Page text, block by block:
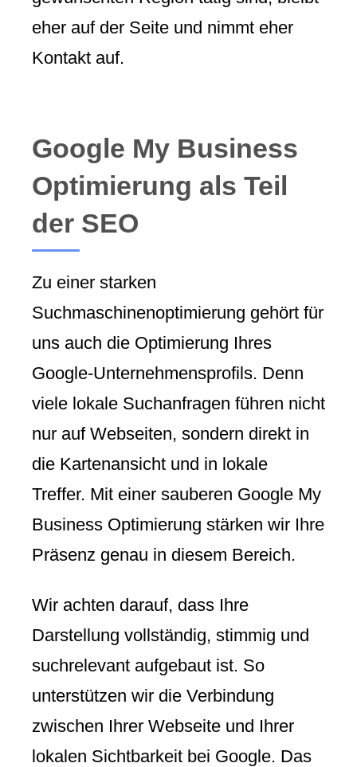
Google My Business
Optimierung als Teil
der SEO
Zu einer starken
Suchmaschinenoptimierung gehört für
uns auch die Optimierung Ihres
Google-Unternehmensprofils. Denn
viele lokale Suchanfragen führen nicht
nur auf Webseiten, sondern direkt in
die Kartenansicht und in lokale
Treffer. Mit einer sauberen Google My
Business Optimierung stärken wir Ihre
Präsenz genau in diesem Bereich.
Wir achten darauf, dass Ihre
Darstellung vollständig, stimmig und
suchrelevant aufgebaut ist. So
unterstützen wir die Verbindung
zwischen Ihrer Webseite und Ihrer
lokalen Sichtbarkeit bei Google. Das
eher auf der Seite und nimmt eher
Kontakt auf.